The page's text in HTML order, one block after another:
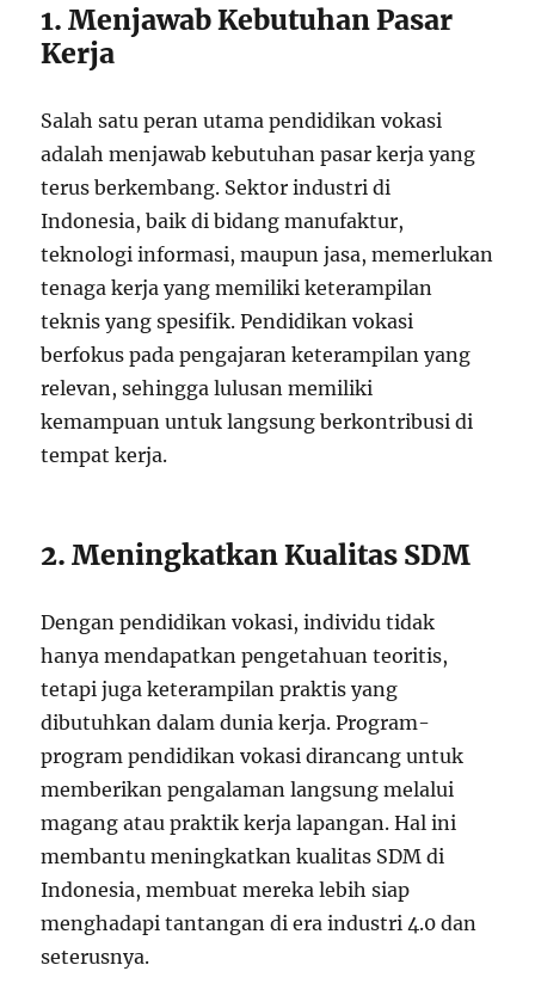
1. Menjawab Kebutuhan Pasar
Kerja
Salah satu peran utama pendidikan vokasi
adalah menjawab kebutuhan pasar kerja yang
terus berkembang. Sektor industri di
Indonesia, baik di bidang manufaktur,
teknologi informasi, maupun jasa, memerlukan
tenaga kerja yang memiliki keterampilan
teknis yang spesifik. Pendidikan vokasi
berfokus pada pengajaran keterampilan yang
relevan, sehingga lulusan memiliki
kemampuan untuk langsung berkontribusi di
tempat kerja.
2. Meningkatkan Kualitas SDM
Dengan pendidikan vokasi, individu tidak
hanya mendapatkan pengetahuan teoritis,
tetapi juga keterampilan praktis yang
dibutuhkan dalam dunia kerja. Program-
program pendidikan vokasi dirancang untuk
memberikan pengalaman langsung melalui
magang atau praktik kerja lapangan. Hal ini
membantu meningkatkan kualitas SDM di
Indonesia, membuat mereka lebih siap
menghadapi tantangan di era industri 4.0 dan
seterusnya.